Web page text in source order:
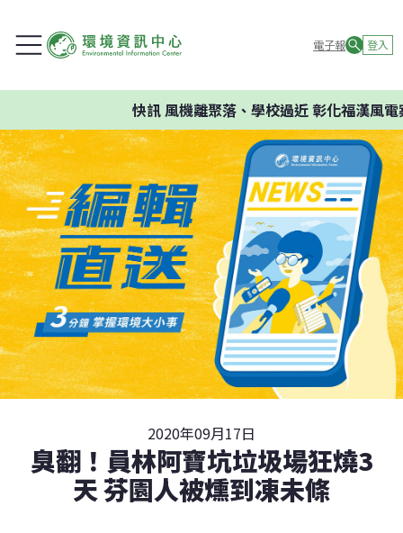
電子報 登入
快訊風機離聚落、學校過近 彰化福漢風電
2020年09月17日
臭翻！員林阿寶坑垃圾場狂燒3
天 芬園人被燻到凍未條